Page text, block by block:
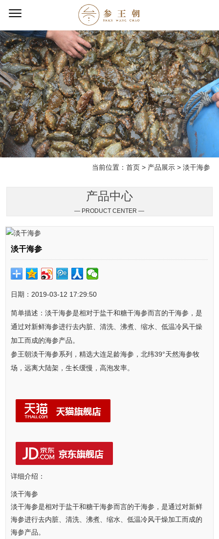
当前位置：首页 > 产品展示 >淡干海参
产品中心
— PRODUCT CENTER —
淡干海参
日期：2019-03-12 17:29:50
简单描述：淡干海参是相对于盐干和糖干海参而言的干海参，是
通过对新鲜海参进行去内脏、清洗、沸煮、缩水、低温冷风干燥
加工而成的海参产品。
参王朝淡干海参系列，精选大连足龄海参，北纬39°天然海参牧
场，远离大陆架，生长缓慢，高泡发率。
详细介绍：
淡干海参
淡干海参是相对于盐干和糖干海参而言的干海参，是通过对新鲜
海参进行去内脏、清洗、沸煮、缩水、低温冷风干燥加工而成的
海参产品。